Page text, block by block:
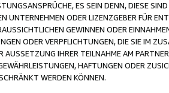
ES SEIN DENN, DIESE
UNTERNEHMEN ODER LIZENZGEBER FÜR
GEWINNEN ODER
ODER VERPFLICHTUNGEN, DIE SIE IM
IHRER TEILNAHME AM
HAFTUNGEN ODER
WERDEN KÖNNEN.